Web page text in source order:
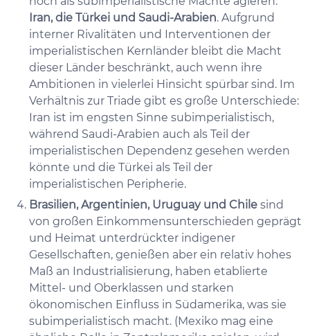
Iran, die Türkei und Saudi-Arabien. Aufgrund
interner Rivalitäten und Interventionen der
imperialistischen Kernländer bleibt die Macht
dieser Länder beschränkt, auch wenn ihre
Ambitionen in vielerlei Hinsicht spürbar sind. Im
Verhältnis zur Triade gibt es große Unterschiede:
Iran ist im engsten Sinne subimperialistisch,
während Saudi-Arabien auch als Teil der
imperialistischen Dependenz gesehen werden
könnte und die Türkei als Teil der
imperialistischen Peripherie.
Brasilien, Argentinien, Uruguay und Chilesind
von großen Einkommensunterschieden geprägt
und Heimat unterdrückter indigener
Gesellschaften, genießen aber ein relativ hohes
Maß an Industrialisierung, haben etablierte
Mittel- und Oberklassen und starken
ökonomischen Einfluss in Südamerika, was sie
subimperialistisch macht. (Mexiko mag eine